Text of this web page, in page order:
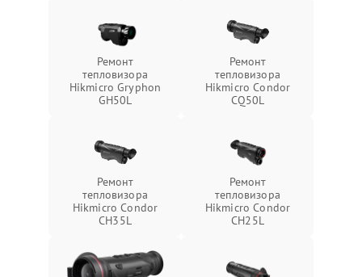
Ремонт
тепловизора
Hikmicro Gryphon
GH50L
Ремонт
тепловизора
Hikmicro Condor
CQ50L
Ремонт
тепловизора
Hikmicro Condor
CH35L
Ремонт
тепловизора
Hikmicro Condor
CH25L